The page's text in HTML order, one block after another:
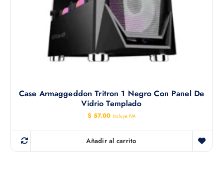
Case Armaggeddon Tritron 1 Negro Con Panel De
Vidrio Templado
$ 57.00 Incluye IVA
Añadir al carrito